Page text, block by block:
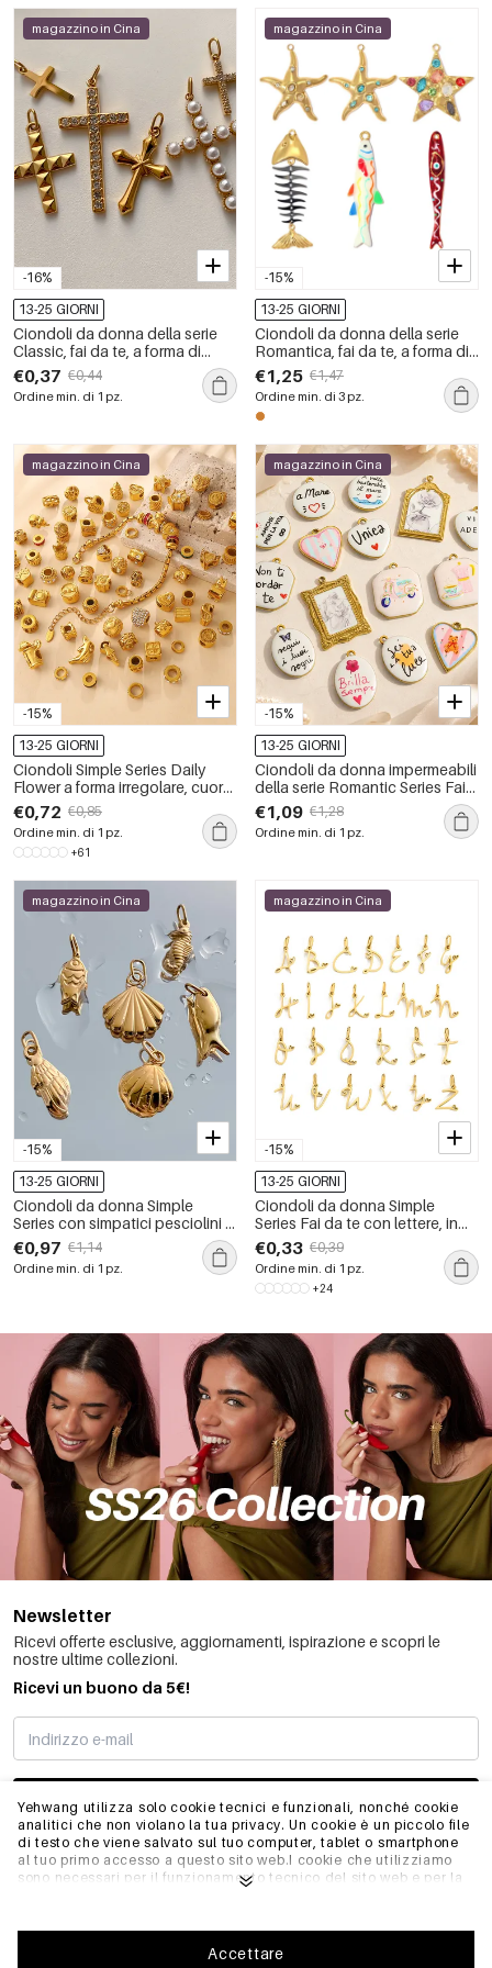
Yehwang utilizza solo cookie tecnici e funzionali, nonché cookie
analitici che non violano la tua privacy. Un cookie è un piccolo file
di testo che viene salvato sul tuo computer, tablet o smartphone
al tuo primo accesso a questo sito web.I cookie che utilizziamo
sono necessari per il funzionamento tecnico del sito web e per la
permettono anche di ottimizzare il nostro sito web.Per garantire
una buona esperienza di navigazione e acquisto su Yehwang, ti
Accettare
-16%
magazzino in Cina
13-25 GIORNI
Ciondoli da donna della serie
Classic, fai da te, a forma di
cuore e croce, in acciaio
inossidabile, impermeabili, color
oro, con perle artificiali.
€0,37 €0,44
Ordine min. di 1 pz.
-15%
magazzino in Cina
13-25 GIORNI
Ciondoli da donna della serie
Romantica, fai da te, a forma di
pesce e stella marina, in acciaio
inossidabile impermeabile color
oro.
€1,25 €1,47
Ordine min. di 3 pz.
-15%
magazzino in Cina
13-25 GIORNI
Ciondoli Simple Series Daily
Flower a forma irregolare, cuore
e corona, in acciaio inossidabile
impermeabile color oro.
€0,72 €0,85
Ordine min. di 1 pz.
+61
-15%
magazzino in Cina
13-25 GIORNI
Ciondoli da donna impermeabili
della serie Romantic Series Fai
da te con lettere, cuori,
rettangolari ed ellittici in acciaio
inossidabile.
€1,09 €1,28
Ordine min. di 1 pz.
-15%
magazzino in Cina
13-25 GIORNI
Ciondoli da donna Simple
Series con simpatici pesciolini e
stelle marine in acciaio
inossidabile, impermeabili e
color oro.
€0,97 €1,14
Ordine min. di 1 pz.
-15%
magazzino in Cina
13-25 GIORNI
Ciondoli da donna Simple
Series Fai da te con lettere, in
acciaio inossidabile
impermeabile color oro.
€0,33 €0,39
Ordine min. di 1 pz.
+24
Newsletter
Ricevi offerte esclusive, aggiornamenti, ispirazione e scopri le
nostre ultime collezioni.
Ricevi un buono da 5€!
MI STO REGISTRANDO
INFO